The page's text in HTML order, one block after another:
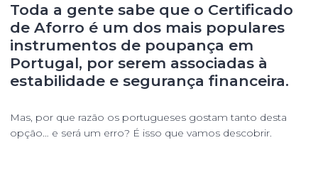
Toda a gente sabe que o Certificado
de Aforro é um dos mais populares
instrumentos de poupança em
Portugal, por serem associadas à
estabilidade e segurança financeira.
Mas, por que razão os portugueses gostam tanto desta
opção… e será um erro? É isso que vamos descobrir.